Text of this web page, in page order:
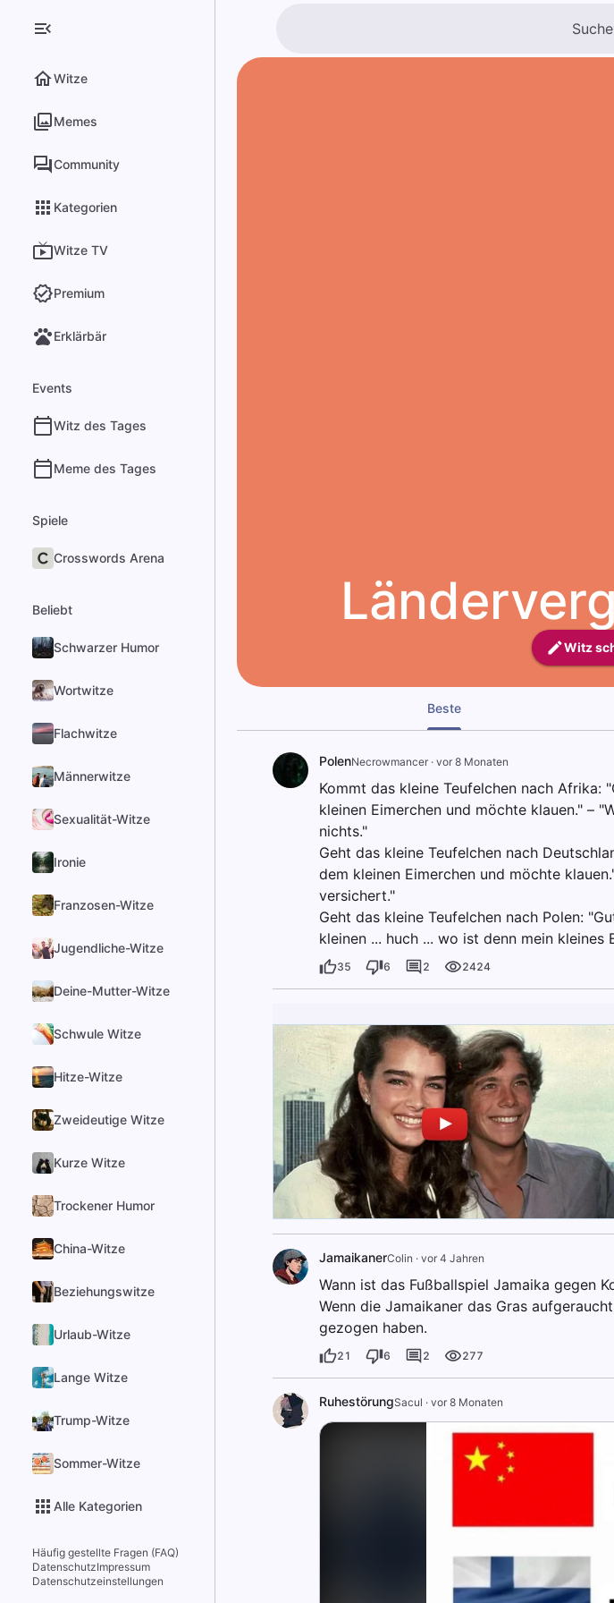
Witze
Memes
Community
Kategorien
Witze TV
Premium
Erklärbär
Events
Witz des Tages
Meme des Tages
Spiele
Crosswords Arena
Beliebt
Schwarzer Humor
Wortwitze
Flachwitze
Männerwitze
Sexualität-Witze
Ironie
Franzosen-Witze
Jugendliche-Witze
Deine-Mutter-Witze
Schwule Witze
Hitze-Witze
Zweideutige Witze
Kurze Witze
Trockener Humor
China-Witze
Beziehungswitze
Urlaub-Witze
Lange Witze
Trump-Witze
Sommer-Witze
Alle Kategorien
Häufig gestellte Fragen (FAQ)
DatenschutzImpressum
Datenschutzeinstellungen
Witz
Beste
PolenNecrowmancer· vor 8 Monaten
Kommt das kleine Teufelchen nach Afrika:
kleinen Eimerchen und möchte klauen." –
nichts."
Geht das kleine Teufelchen nach
dem kleinen Eimerchen und möchte
versichert."
Geht das kleine Teufelchen nach Polen:
kleinen ... huch ... wo ist denn mein kleines
35 6 2 2424
JamaikanerColin · vor 4 Jahren
Wann ist das Fußballspiel Jamaika gegen
Wenn die Jamaikaner das Gras
gezogen haben.
21 6 2 277
RuhestörungSacul · vor 8 Monaten